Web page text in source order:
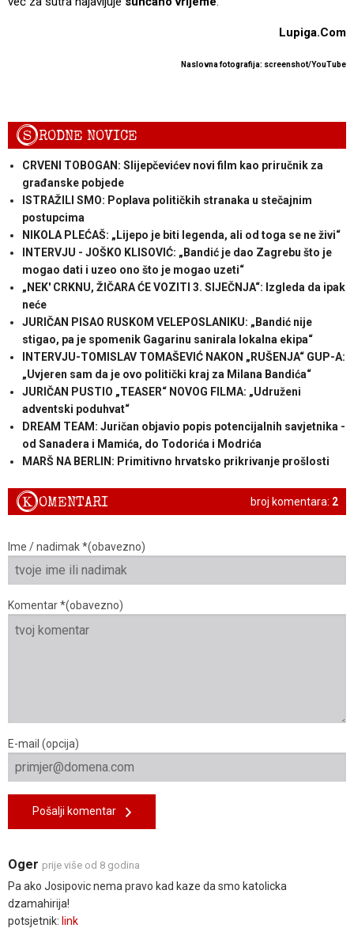
Lupiga.Com
Naslovna fotografija: screenshot/YouTube
SRODNE NOVICE
CRVENI TOBOGAN: Slijepčevićev novi film kao priručnik za
građanske pobjede
ISTRAŽILI SMO: Poplava političkih stranaka u stečajnim
postupcima
NIKOLA PLEĆAŠ: „Lijepo je biti legenda, ali od toga se ne živi“
INTERVJU - JOŠKO KLISOVIĆ: „Bandić je dao Zagrebu što je
mogao dati i uzeo ono što je mogao uzeti“
„NEK' CRKNU, ŽIČARA ĆE VOZITI 3. SIJEČNJA“: Izgleda da ipak
neće
JURIČAN PISAO RUSKOM VELEPOSLANIKU: „Bandić nije
stigao, pa je spomenik Gagarinu sanirala lokalna ekipa“
INTERVJU-TOMISLAV TOMAŠEVIĆ NAKON „RUŠENJA“ GUP-A:
„Uvjeren sam da je ovo politički kraj za Milana Bandića“
JURIČAN PUSTIO „TEASER“ NOVOG FILMA: „Udruženi
adventski poduhvat“
DREAM TEAM: Juričan objavio popis potencijalnih savjetnika -
od Sanadera i Mamića, do Todorića i Modrića
MARŠ NA BERLIN: Primitivno hrvatsko prikrivanje prošlosti
broj komentara: 2
KOMENTARI
Ime / nadimak *(obavezno)
Komentar *(obavezno)
E-mail (opcija)
Pošalji komentar
Oger prije više od 8 godina
Pa ako Josipovic nema pravo kad kaze da smo katolicka
dzamahirija!
potsjetnik: link